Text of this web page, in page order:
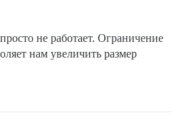
не работает. Ограничение
нам увеличить размер